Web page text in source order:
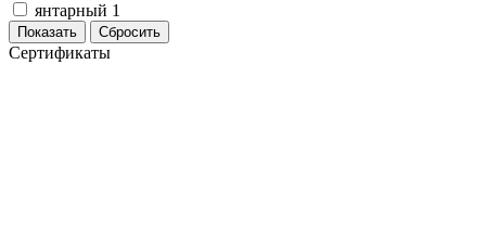
янтарный 1
Показать Сбросить
Сертификаты